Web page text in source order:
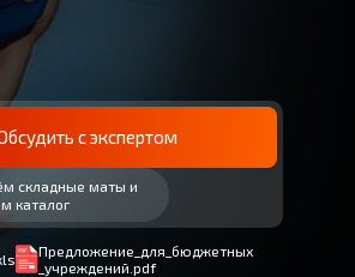
с экспертом
складные маты и
каталог
Предложение_для_бюджетных
_учреждений.pdf